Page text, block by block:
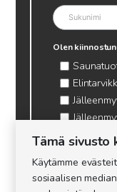
Olen
Tämä sivusto
Käytämme
sosiaalisen